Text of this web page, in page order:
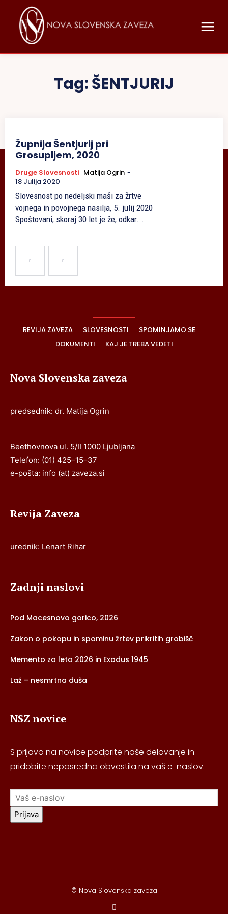
Tag:ŠENTJURIJ
Župnija Šentjurij pri
Grosupljem, 2020
Druge Slovesnosti Matija Ogrin -
18 Julija 2020
Slovesnost po nedeljski maši za žrtve
vojnega in povojnega nasilja, 5. julij 2020
Spoštovani, skoraj 30 let je že, odkar...
REVIJA ZAVEZA SLOVESNOSTI
SPOMINJAMO SE
DOKUMENTI
KAJ JE TREBA VEDETI
Nova Slovenska zaveza
predsednik: dr. Matija Ogrin
Beethovnova ul. 5/II 1000 Ljubljana
Telefon: (01) 425–15–37
e-pošta: info (at) zaveza.si
Revija Zaveza
urednik: Lenart Rihar
Zadnji naslovi
Pod Macesnovo gorico, 2026
Zakon o pokopu in spominu žrtev prikritih grobišč
Memento za leto 2026 in Exodus 1945
Laž – nesmrtna duša
NSZ novice
S prijavo na novice podprite naše delovanje in
pridobite neposredna obvestila na vaš e-naslov.
Prijava
© Nova Slovenska zaveza